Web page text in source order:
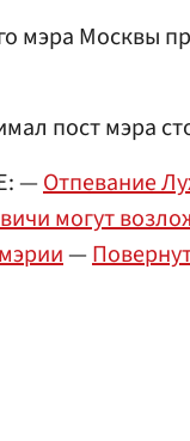
мэра Москвы
пост мэра
—Отпевание
могут
—